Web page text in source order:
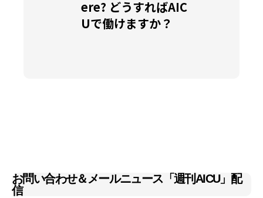
ere? どうすればAIC
Uで働けますか？
お問い合わせ＆メールニュース「週刊AICU」配
信